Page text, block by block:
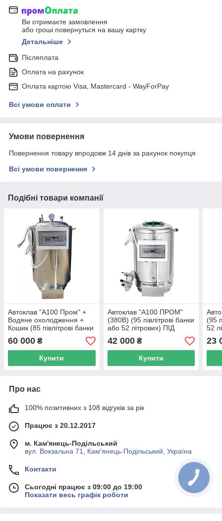
Ви отримаєте замовлення
або гроші повернуться на вашу картку
Детальніше
Післяплата
Оплата на рахунок
Оплата картою Visa, Mastercard - WayForPay
Всі умови оплати
Умови повернення
Повернення товару впродовж 14 днів за рахунок покупця
Всі умови повернення
Подібні товари компанії
Автоклав "А100 Пром" +
Водяне охолодження +
Кошик (85 півлітрові банки
або 36 літрових) ПІД
ЗАМОВЛЕННЯ
60 000 ₴
Купити
Автоклав "А100 ПРОМ"
(380В) (95 півлітрові банки
або 52 літрових) ПІД
ЗАМОВЛЕННЯ
42 000₴
Купити
(95
52
23
Про нас
100% позитивних з 108 відгуків за рік
Працює з 20.12.2017
м. Кам'янець-Подільський
вул. Вокзальна 71, Кам'янець-Подільський, Україна
Контакти
Сьогодні працює з 09:00 до 19:00
Показати весь графік роботи